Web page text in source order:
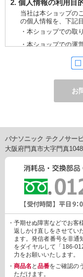
2. 個人情報の利用目
当社は本ショップの
の個人情報を、下記
・本ショップでの取
・本ショップでの運
ただし、お申し込み
・電子メール、ダイ
（1）ご提供情報
・住宅関連設備・建
車載関連商品など
（2）ご提供情報
・商品、サービスに
・商品サポート、メ
・キャンペーン、フ
・アンケート、商品
3. 個人情報の提供
あらかじめご本人様
られている場合を除
しません。
しかしながら、お客
合に限り、カード発
ュア2.0」のために
代行会社：GMOペ
報を開示し、本人認
・金額など、決済に
パナソニック テクノサー
大阪府門真市大字門真1048
・予期せぬ障害などでお客
返しかけ直しをさせてい
ます。発信者番号を非通
をダイヤルして「186-
力をお願いいたします。
・ 商品名 と 品番をご確認の
ただけます。